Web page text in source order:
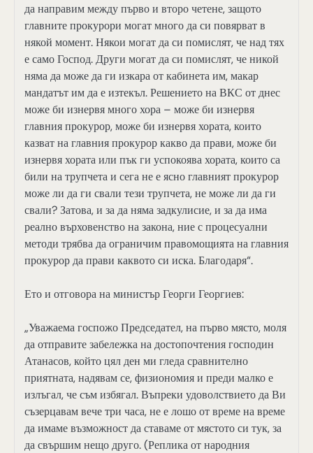
да направим между първо и второ четене, защото
главните прокурори могат много да си повярват в
някой момент. Някои могат да си помислят, че над тях
е само Господ. Други могат да си помислят, че никой
няма да може да ги изкара от кабинета им, макар
мандатът им да е изтекъл. Решението на ВКС от днес
може би изнервя много хора – може би изнервя
главния прокурор, може би изнервя хората, които
казват на главния прокурор какво да прави, може би
изнервя хората или пък ги успокоява хората, които са
били на трупчета и сега не е ясно главният прокурор
може ли да ги свали тези трупчета, не може ли да ги
свали? Затова, и за да няма задкулисие, и за да има
реално върховенство на закона, ние с процесуални
методи трябва да ограничим правомощията на главния
прокурор да прави каквото си иска. Благодаря“.
Ето и отговора на министър Георги Георгиев:
„Уважаема госпожо Председател, на първо място, моля
да отправите забележка на достопочтения господин
Атанасов, който цял ден ми гледа сравнително
приятната, надявам се, физиономия и преди малко е
излъгал, че съм избягал. Въпреки удоволствието да Ви
съзерцавам вече три часа, не е лошо от време на време
да имаме възможност да ставаме от мястото си тук, за
да свършим нещо друго. (Реплика от народния